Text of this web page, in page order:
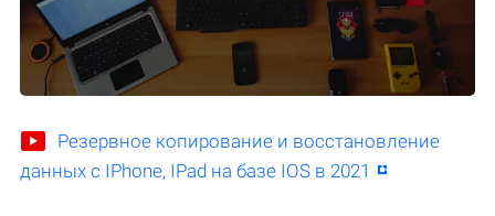
Резервное копирование и восстановление
данных с IPhone, IPad на базе IOS в 2021